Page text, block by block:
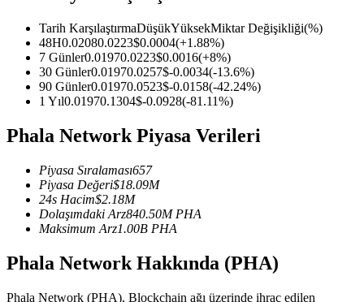
USDC'yi teminat olarak kullanan vadeli işlemler
Tarih KarşılaştırmaDüşükYüksekMiktar Değişikliği(%)
48H0.02080.0223$0.0004(+1.88%)
7 Günler0.01970.0223$0.0016(+8%)
30 Günler0.01970.0257$-0.0034(-13.6%)
90 Günler0.01970.0523$-0.0158(-42.24%)
1 Yıl0.01970.1304$-0.0928(-81.11%)
Phala Network Piyasa Verileri
Piyasa Sıralaması657
Piyasa Değeri$18.09M
24s Hacim$2.18M
Dolaşımdaki Arz840.50M PHA
Maksimum Arz1.00B PHA
Phala Network Hakkında (PHA)
Phala Network (PHA), Blockchain ağı üzerinde ihraç edilen